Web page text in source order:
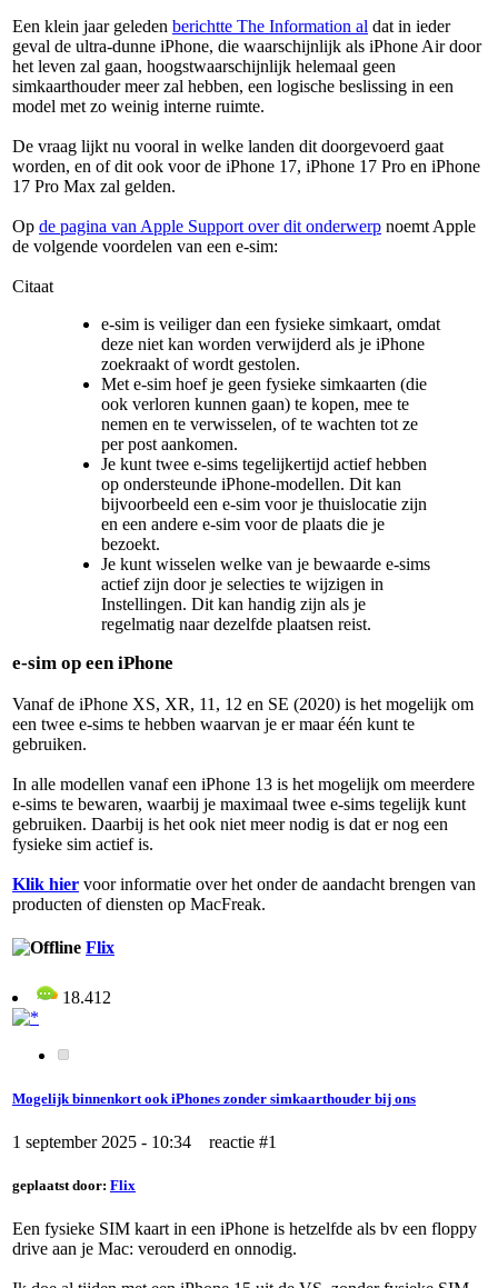
Een klein jaar geleden berichtte The Information al dat in ieder
geval de ultra-dunne iPhone, die waarschijnlijk als iPhone Air door
het leven zal gaan, hoogstwaarschijnlijk helemaal geen
simkaarthouder meer zal hebben, een logische beslissing in een
model met zo weinig interne ruimte.
De vraag lijkt nu vooral in welke landen dit doorgevoerd gaat
worden, en of dit ook voor de iPhone 17, iPhone 17 Pro en iPhone
17 Pro Max zal gelden.
Op de pagina van Apple Support over dit onderwerp noemt Apple
de volgende voordelen van een e-sim:
Citaat
e-sim is veiliger dan een fysieke simkaart, omdat
deze niet kan worden verwijderd als je iPhone
zoekraakt of wordt gestolen.
Met e-sim hoef je geen fysieke simkaarten (die
ook verloren kunnen gaan) te kopen, mee te
nemen en te verwisselen, of te wachten tot ze
per post aankomen.
Je kunt twee e-sims tegelijkertijd actief hebben
op ondersteunde iPhone-modellen. Dit kan
bijvoorbeeld een e-sim voor je thuislocatie zijn
en een andere e-sim voor de plaats die je
bezoekt.
Je kunt wisselen welke van je bewaarde e-sims
actief zijn door je selecties te wijzigen in
Instellingen. Dit kan handig zijn als je
regelmatig naar dezelfde plaatsen reist.
e-sim op een iPhone
Vanaf de iPhone XS, XR, 11, 12 en SE (2020) is het mogelijk om
een twee e-sims te hebben waarvan je er maar één kunt te
gebruiken.
In alle modellen vanaf een iPhone 13 is het mogelijk om meerdere
e-sims te bewaren, waarbij je maximaal twee e-sims tegelijk kunt
gebruiken. Daarbij is het ook niet meer nodig is dat er nog een
fysieke sim actief is.
Klik hier voor informatie over het onder de aandacht brengen van
producten of diensten op MacFreak.
Flix
18.412
Mogelijk binnenkort ook iPhones zonder simkaarthouder bij ons
1 september 2025 - 10:34 reactie #1
geplaatst door: Flix
Een fysieke SIM kaart in een iPhone is hetzelfde als bv een floppy
drive aan je Mac: verouderd en onnodig.